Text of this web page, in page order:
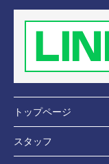
トップページ
スタッフ